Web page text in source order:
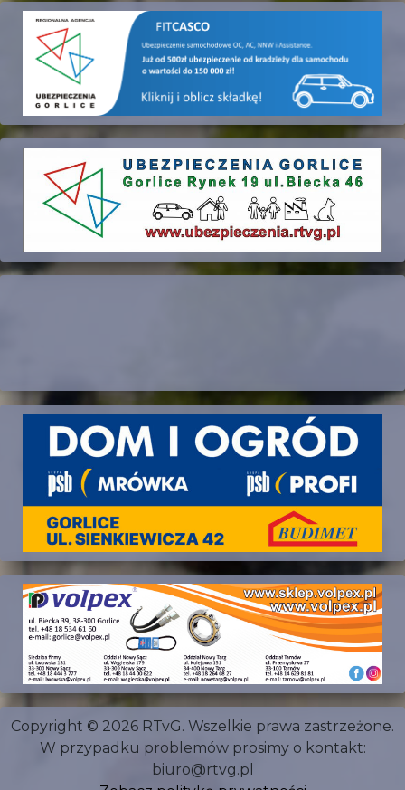
Copyright © 2026 RTvG. Wszelkie prawa zastrzeżone.
W przypadku problemów prosimy o kontakt:
biuro@rtvg.pl